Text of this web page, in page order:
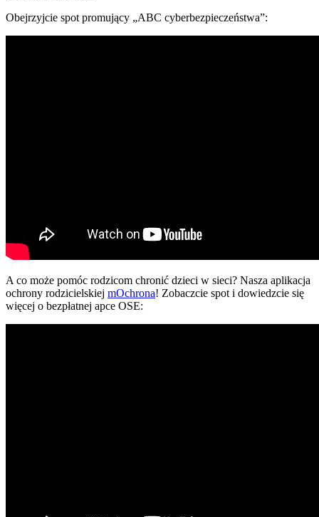
Obejrzyjcie spot promujący „ABC cyberbezpieczeństwa”:
A co może pomóc rodzicom chronić dzieci w sieci? Nasza aplikacja
ochrony rodzicielskiej mOchrona! Zobaczcie spot i dowiedzcie się
więcej o bezpłatnej apce OSE: